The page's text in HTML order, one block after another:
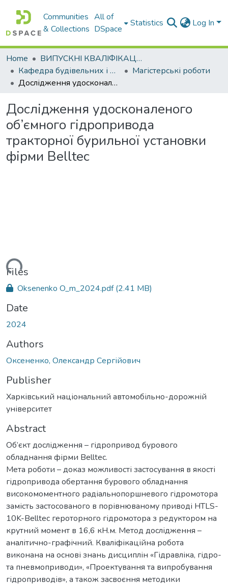
Communities
& Collections
All of
DSpace
Statistics Log In
Home
ВИПУСКНІ КВАЛІФІКАЦІЙНІ РОБОТИ
Кафедра будівельних і дорожніх машин
Магістерські роботи
Дослідження удосконаленого об’ємного гідропривода тракторної бурильної установки фірми Belltec
Дослідження удосконаленого
об’ємного гідропривода
тракторної бурильної установки
фірми Belltec
Files
Oksenenko O_m_2024.pdf(2.41 MB)
Date
2024
Authors
Оксененко, Олександр Сергійович
Publisher
Харківський національний автомобільно-дорожній
університет
Abstract
Об’єкт дослідження – гідропривод бурового
обладнання фірми Belltec.
Мета роботи – доказ можливості застосування в якості
гідропривода обертання бурового обладнання
високомоментного радіальнопоршневого гідромотора
замість застосованого в порівнюваному приводі HTLS-
10K-Belltec героторного гідромотора з редуктором на
крутний момент в 16,6 кН.м. Метод дослідження –
аналітично-графічний. Кваліфікаційна робота
виконана на основі знань дисциплін «Гідравліка, гідро-
та пневмоприводи», «Проектування та випробування
гідроприводів», а також засвоєння методики